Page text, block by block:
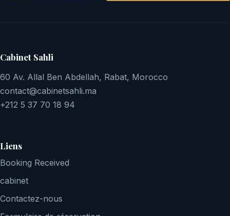
Cabinet Sahli
60 Av. Allal Ben Abdellah, Rabat, Morocco
contact@cabinetsahli.ma
+212 5 37 70 18 94
Liens
Booking Received
cabinet
Contactez-nous